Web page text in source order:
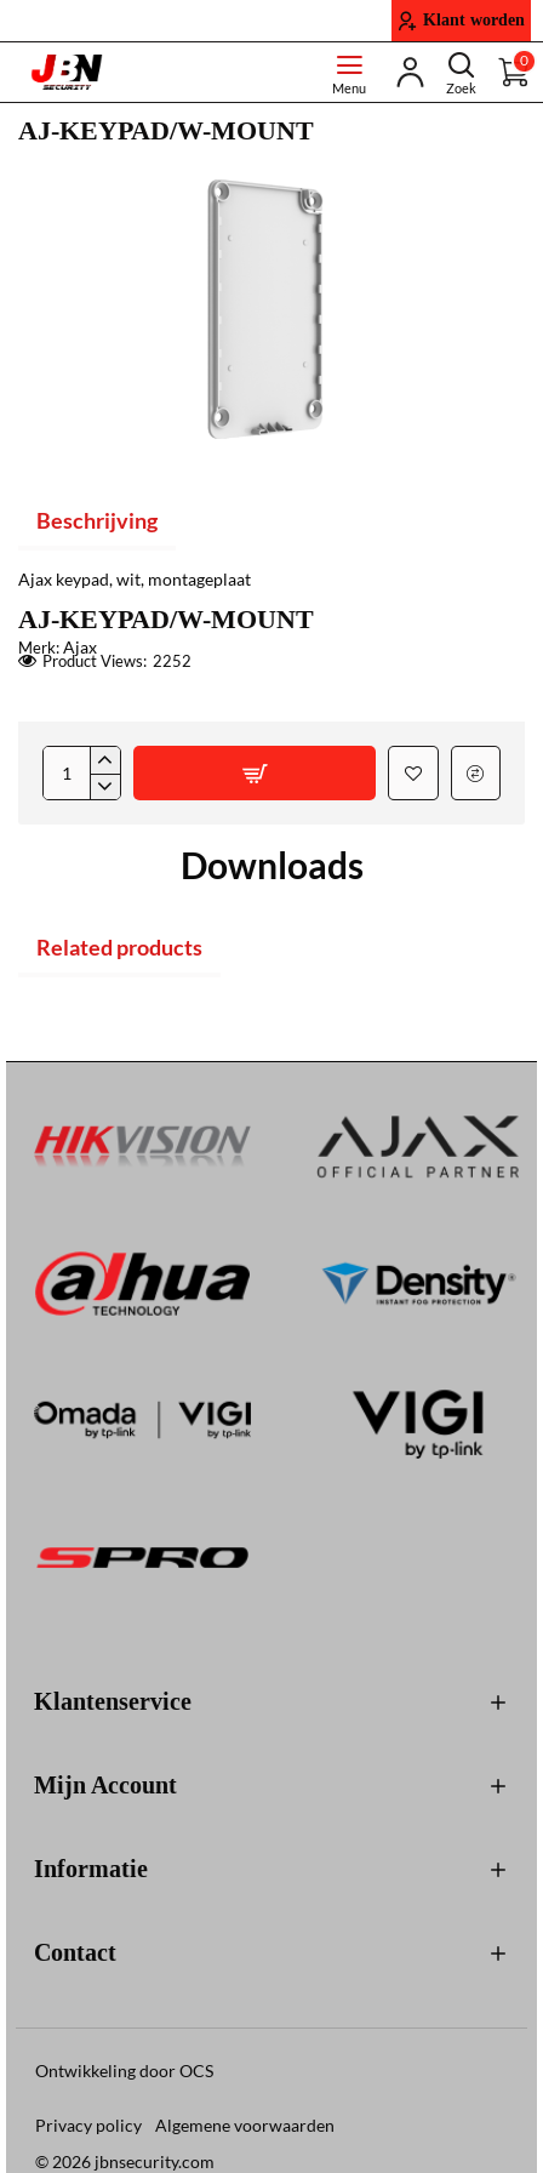
Klant worden
0
AJ-KEYPAD/W-MOUNT
Beschrijving
Ajax keypad, wit, montageplaat
AJ-KEYPAD/W-MOUNT
Merk:Ajax
Product Views: 2252
Downloads
Related products
Klantenservice
Mijn Account
Informatie
Contact
Ontwikkeling door OCS
Privacy policy
Algemene voorwaarden
© 2026 jbnsecurity.com